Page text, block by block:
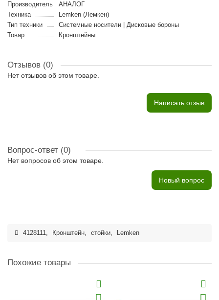
Производитель
АНАЛОГ
Техника
Lemken (Лемкен)
Тип техники
Cистемные носители | Дисковые бороны
Товар
Кронштейны
Отзывов (0)
Нет отзывов об этом товаре.
Написать отзыв
Вопрос-ответ (0)
Нет вопросов об этом товаре.
Новый вопрос
4128111, Кронштейн, стойки, Lemken
Похожие товары